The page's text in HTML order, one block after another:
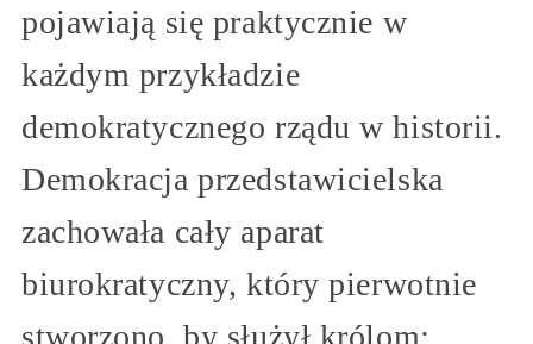
pojawiają się praktycznie w
każdym przykładzie
demokratycznego rządu w historii.
Demokracja przedstawicielska
zachowała cały aparat
biurokratyczny, który pierwotnie